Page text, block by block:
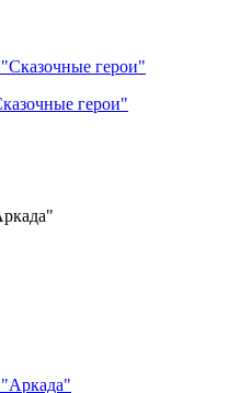
герои"